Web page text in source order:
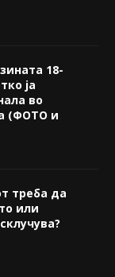
18-
ја
во
(ФОТО и
треба да
или